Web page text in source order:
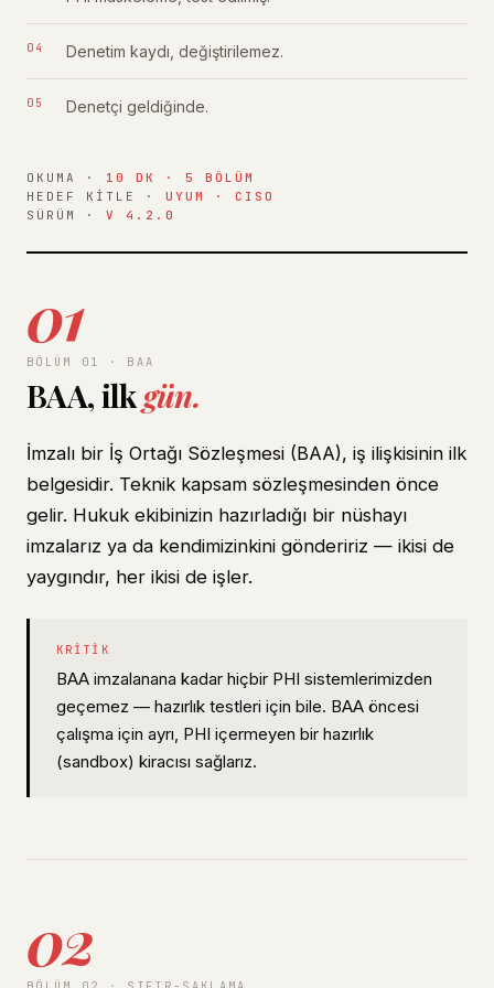
Denetim kaydı, değiştirilemez.
Denetçi geldiğinde.
OKUMA · 10 DK · 5 BÖLÜM
HEDEF KITLE · UYUM · CISO
SÜRÜM · V 4.2.0
01
BÖLÜM 01 · BAA
BAA, ilkgün.
İmzalı bir İş Ortağı Sözleşmesi (BAA), iş ilişkisinin ilk
belgesidir. Teknik kapsam sözleşmesinden önce
gelir. Hukuk ekibinizin hazırladığı bir nüshayı
imzalarız ya da kendimizinkini göndeririz — ikisi de
yaygındır, her ikisi de işler.
KRITIK
BAA imzalanana kadar hiçbir PHI sistemlerimizden
geçemez — hazırlık testleri için bile. BAA öncesi
çalışma için ayrı, PHI içermeyen bir hazırlık
(sandbox) kiracısı sağlarız.
02